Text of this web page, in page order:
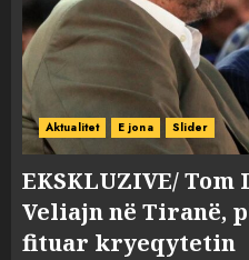
Aktualitet E jona Slider
EKSKLUZIVE/ Tom
Veliajn në Tiranë,
fituar kryeqytetin